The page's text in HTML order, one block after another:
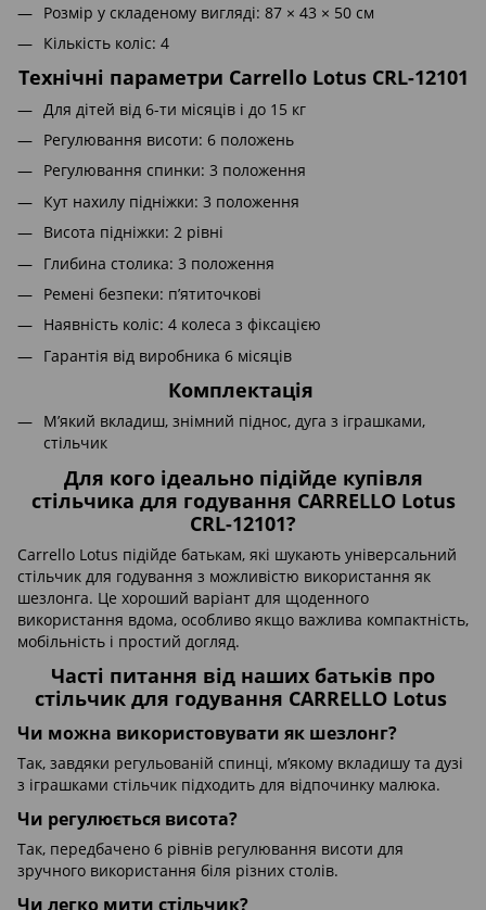
Розмір у складеному вигляді: 87 × 43 × 50 см
Кількість коліс: 4
Технічні параметри Carrello Lotus CRL-12101
Для дітей від 6-ти місяців і до 15 кг
Регулювання висоти: 6 положень
Регулювання спинки: 3 положення
Кут нахилу підніжки: 3 положення
Висота підніжки: 2 рівні
Глибина столика: 3 положення
Ремені безпеки: п’ятиточкові
Наявність коліс: 4 колеса з фіксацією
Гарантія від виробника 6 місяців
Комплектація
М’який вкладиш, знімний піднос, дуга з іграшками,
стільчик
Для кого ідеально підійде купівля
стільчика для годування CARRELLO Lotus
CRL-12101?
Carrello Lotus підійде батькам, які шукають універсальний
стільчик для годування з можливістю використання як
шезлонга. Це хороший варіант для щоденного
використання вдома, особливо якщо важлива компактність,
мобільність і простий догляд.
Часті питання від наших батьків про
стільчик для годування CARRELLO Lotus
Чи можна використовувати як шезлонг?
Так, завдяки регульованій спинці, м’якому вкладишу та дузі
з іграшками стільчик підходить для відпочинку малюка.
Чи регулюється висота?
Так, передбачено 6 рівнів регулювання висоти для
зручного використання біля різних столів.
Чи легко мити стільчик?